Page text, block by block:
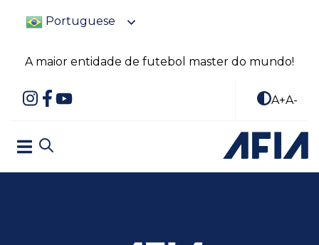
Portuguese
A maior entidade de futebol master do mundo!
A+A-